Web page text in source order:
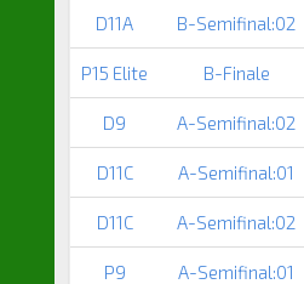
D11A B-Semifinal:02
P15 Elite B-Finale
D9 A-Semifinal:02
D11C A-Semifinal:01
D11C A-Semifinal:02
P9 A-Semifinal:01